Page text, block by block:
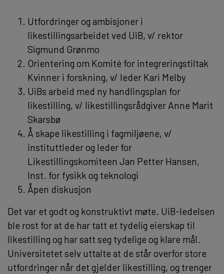
Utfordringer og ambisjoner i
likestillingsarbeidet ved UiB, v/ rektor
Sigmund Grønmo
Orientering om Komité for integreringstiltak 
Kvinner i forskning, v/ leder Kari Melby
UiBs arbeid med ny handlingsplan for
likestilling, v/ likestillingsrådgiver Anne Marit
Skarsbø
Å skape likestilling i fagmiljøene, v/
instituttleder og leder for
Likestillingskomiteen Jan Petter Hansen,
Inst. for fysikk og teknologi
Åpen diskusjon
Det var et godt og konstruktivt møte. UiB-ledelsen
ble rost for at de har tatt et tydelig eierskap til
likestilling og har satt seg tydelige og klare mål.
Universitetet selv uttalte at de står overfor store
utfordringer når det gjelder likestilling, og trenger